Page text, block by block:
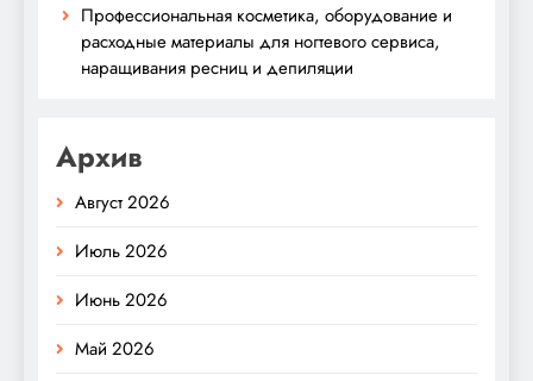
Профессиональная косметика, оборудование и
расходные материалы для ногтевого сервиса,
наращивания ресниц и депиляции
Архив
Август 2026
Июль 2026
Июнь 2026
Май 2026